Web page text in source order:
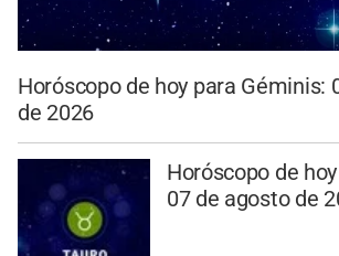
Horóscopo de hoy para Géminis:
de 2026
Horóscopo de
07 de agosto de